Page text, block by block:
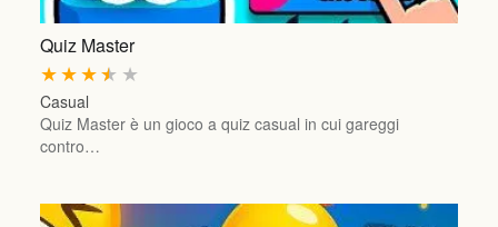
Quiz Master
★
★
★
★
★
Casual
Quiz Master è un gioco a quiz casual in cui gareggi
contro…